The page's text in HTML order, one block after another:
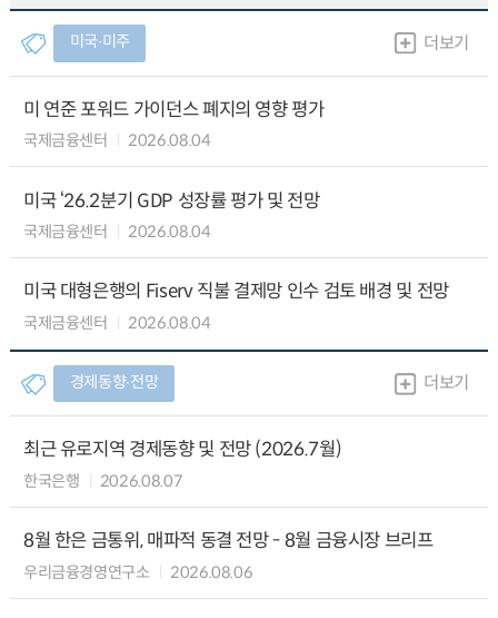
미국∙미주 더보기
미 연준 포워드 가이던스 폐지의 영향 평가
국제금융센터 2026.08.04
미국 ‘26.2분기 GDP 성장률 평가 및 전망
국제금융센터 2026.08.04
미국 대형은행의 Fiserv 직불 결제망 인수 검토 배경 및 전망
국제금융센터 2026.08.04
경제동향∙전망 더보기
최근 유로지역 경제동향 및 전망 (2026.7월)
한국은행 2026.08.07
8월 한은 금통위, 매파적 동결 전망 - 8월 금융시장 브리프
우리금융경영연구소 2026.08.06